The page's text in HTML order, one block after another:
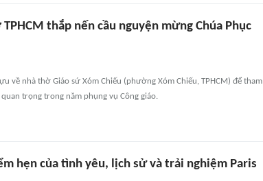
thắp nến cầu nguyện mừng Chúa Phục
về nhà thờ Giáo sứ Xóm Chiếu (phường Xóm Chiếu, TPHCM) để tham
trọng trong năm phụng vụ Công giáo.
hẹn của tình yêu, lịch sử và trải nghiệm Paris